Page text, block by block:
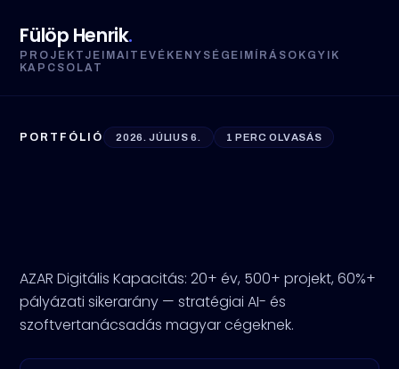
Fülöp Henrik.
PROJEKTJEIM AI TEVÉKENYSÉGEIM ÍRÁSOK GYIK
KAPCSOLAT
PORTFÓLIÓ 2026. JÚLIUS 6. 1 PERC OLVASÁS
AZAR Digitális Kapacitás: 20+ év, 500+ projekt, 60%+
pályázati sikerarány — stratégiai AI- és
szoftvertanácsadás magyar cégeknek.